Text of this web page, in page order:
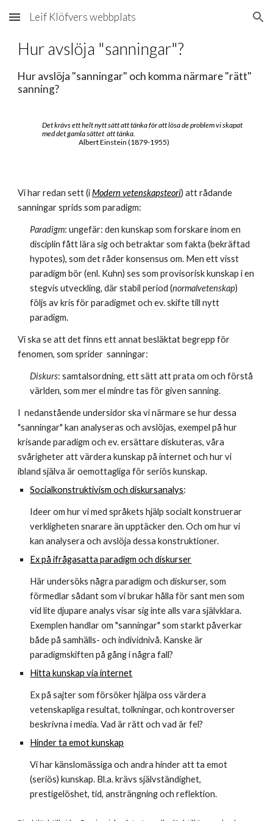
Skip to main content Skip to navigation
Leif Klöfvers webbplats
Hur avslöja "sanningar"?
Hur avslöja "sanningar" och komma närmare "rätt"
sanning?
Det krävs ett helt nytt sätt att tänka för att lösa de problem vi skapat
med det gamla sättet  att tänka.
Albert Einstein (1879-1955)
Vi har redan sett (i Modern vetenskapsteori) att rådande
sanningar sprids som paradigm:
Paradigm: ungefär: den kunskap som forskare inom en
disciplin fått lära sig och betraktar som fakta (bekräftad
hypotes), som det råder konsensus om. Men ett visst
paradigm bör (enl. Kuhn) ses som provisorisk kunskap i en
stegvis utveckling, där stabil period (normalvetenskap)
följs av kris för paradigmet och ev. skifte till nytt
paradigm.
Vi ska se att det finns ett annat besläktat begrepp för
fenomen, som sprider  sanningar:
Diskurs: samtalsordning, ett sätt att prata om och förstå
världen, som mer el mindre tas för given sanning.
I  nedanstående undersidor ska vi närmare se hur dessa
"sanningar" kan analyseras och avslöjas, exempel på hur
krisande paradigm och ev. ersättare diskuteras, våra
svårigheter att värdera kunskap på internet och hur vi
ibland själva är oemottagliga för seriös kunskap.
Socialkonstruktivism och diskursanalys:
Ideer om hur vi med språkets hjälp socialt konstruerar
verkligheten snarare än upptäcker den. Och om hur vi
kan analysera och avslöja dessa konstruktioner.
Ex på ifrågasatta paradigm och diskurser
Här undersöks några paradigm och diskurser, som
förmedlar sådant som vi brukar hålla för sant men som
vid lite djupare analys visar sig inte alls vara självklara.
Exemplen handlar om "sanningar" som starkt påverkar
både på samhälls- och individnivå. Kanske är
paradigmskiften på gång i några fall?
Hitta kunskap via internet
Ex på sajter som försöker hjälpa oss värdera
vetenskapliga resultat, tolkningar, och kontroverser
beskrivna i media. Vad är rätt och vad är fel?
Hinder ta emot kunskap
Vi har känslomässiga och andra hinder att ta emot
(seriös) kunskap. Bl.a. krävs självständighet,
prestigelöshet, tid, ansträngning och reflektion.